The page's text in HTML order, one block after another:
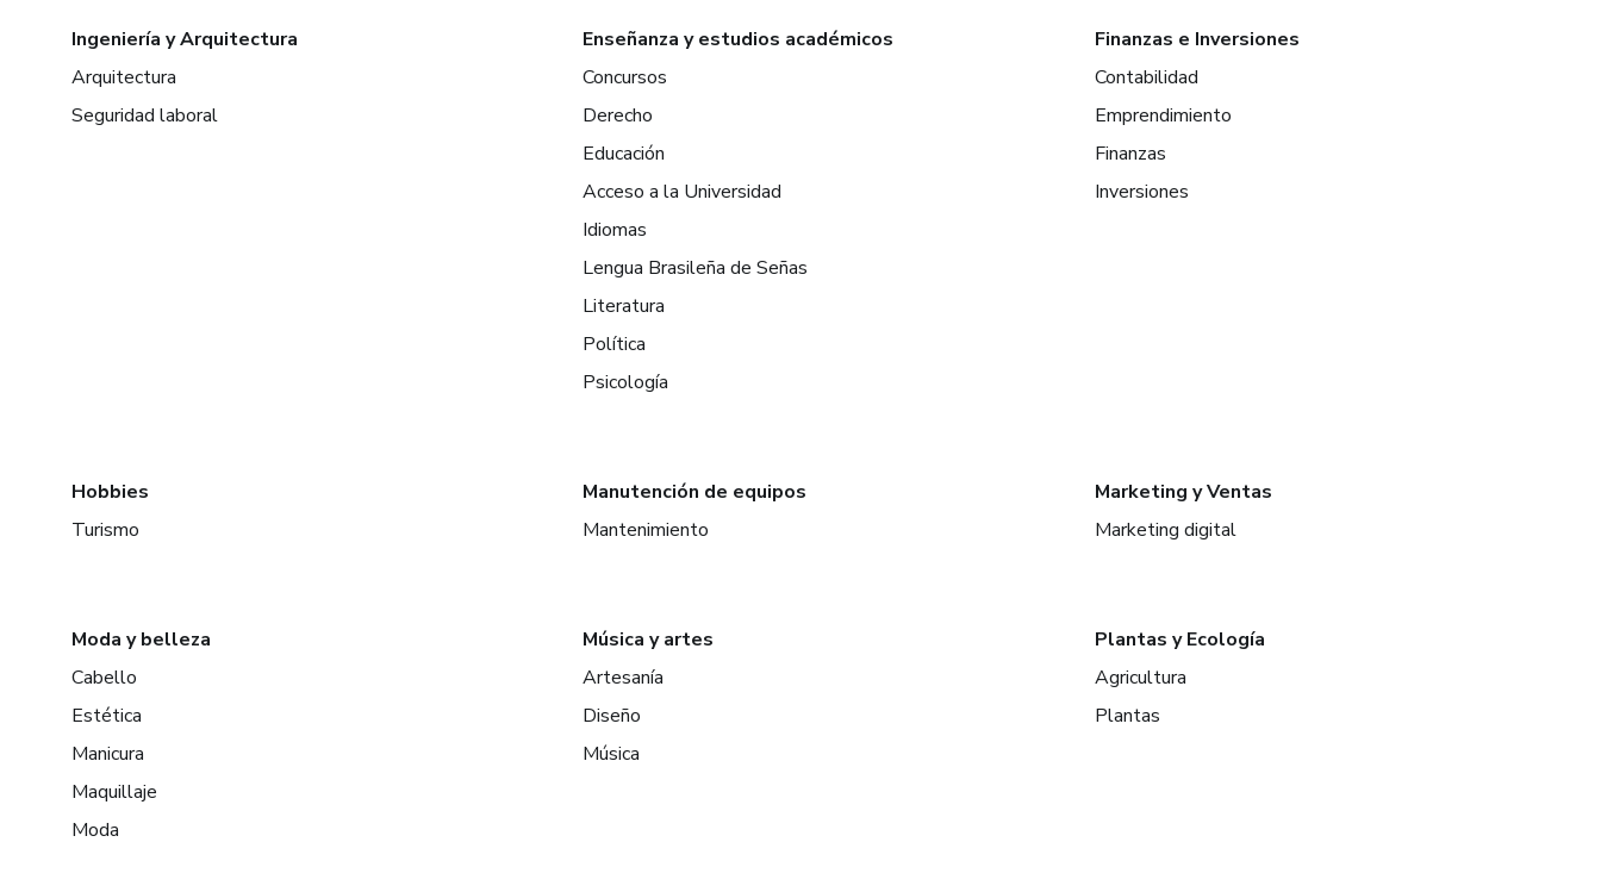
Ingeniería y Arquitectura
Arquitectura
Seguridad laboral
Enseñanza y estudios académicos
Concursos
Derecho
Educación
Acceso a la Universidad
Idiomas
Lengua Brasileña de Señas
Literatura
Política
Psicología
Finanzas e Inversiones
Contabilidad
Emprendimiento
Finanzas
Inversiones
Hobbies
Turismo
Manutención de equipos
Mantenimiento
Marketing y Ventas
Marketing digital
Moda y belleza
Cabello
Estética
Manicura
Maquillaje
Moda
Música y artes
Artesanía
Diseño
Música
Plantas y Ecología
Agricultura
Plantas